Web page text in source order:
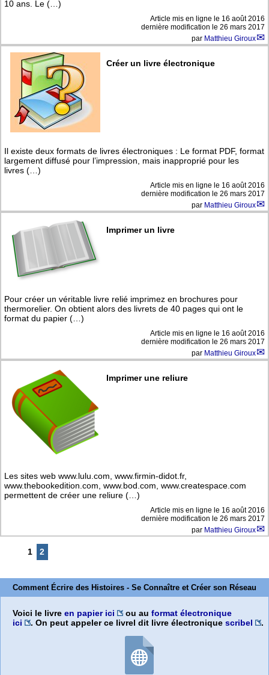
10 ans. Le (…)
Article mis en ligne le 16 août 2016
dernière modification le 26 mars 2017
par Matthieu Giroux
Créer un livre électronique
Il existe deux formats de livres électroniques : Le format PDF, format
largement diffusé pour l’impression, mais inapproprié pour les
livres (…)
Article mis en ligne le 16 août 2016
dernière modification le 26 mars 2017
par Matthieu Giroux
Imprimer un livre
Pour créer un véritable livre relié imprimez en brochures pour
thermorelier. On obtient alors des livrets de 40 pages qui ont le
format du papier (…)
Article mis en ligne le 16 août 2016
dernière modification le 26 mars 2017
par Matthieu Giroux
Imprimer une reliure
Les sites web www.lulu.com, www.firmin-didot.fr,
www.thebookedition.com, www.bod.com, www.createspace.com
permettent de créer une reliure (…)
Article mis en ligne le 16 août 2016
dernière modification le 26 mars 2017
par Matthieu Giroux
1 2
Comment Écrire des Histoires - Se Connaître et Créer son Réseau
Voici le livre en papier ici ou au format électronique
ici
. On peut appeler ce livrel dit livre électronique scribel .